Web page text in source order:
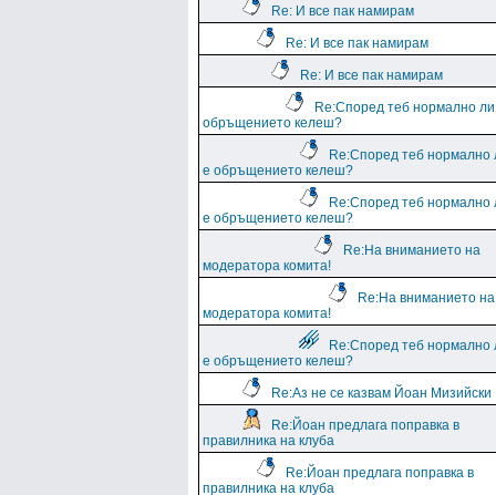
Re: И все пак намирам
Re: И все пак намирам
Re: И все пак намирам
Re:Според теб нормално
обръщението келеш?
Re:Според теб нормално
е обръщението келеш?
Re:Според теб нормално
е обръщението келеш?
Re:На вниманието на
модератора комита!
Re:На вниманието на
модератора комита!
Re:Според теб нормално
е обръщението келеш?
Re:Аз не се казвам Йоан Мизийски
Re:Йоан предлага поправка в
правилника на клуба
Re:Йоан предлага поправка в
правилника на клуба